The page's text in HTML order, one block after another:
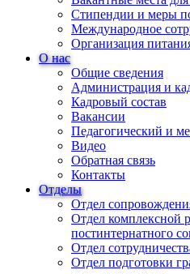
Стипендии и меры
Международное
Организация
О нас
Общие сведения
Администрация и
Кадровый состав
Вакансии
Педагогический и
Видео
Обратная связь
Контакты
Отделы
Отдел
Отдел комплексной
постинтернатного
Отдел
Отдел подготовки